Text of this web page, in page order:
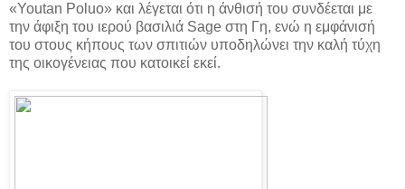
«Youtan Poluo» και λέγεται ότι η άνθισή του συνδέεται με
την άφιξη του ιερού βασιλιά Sage στη Γη, ενώ η εμφάνισή
του στους κήπους των σπιτιών υποδηλώνει την καλή τύχη
της οικογένειας που κατοικεί εκεί.